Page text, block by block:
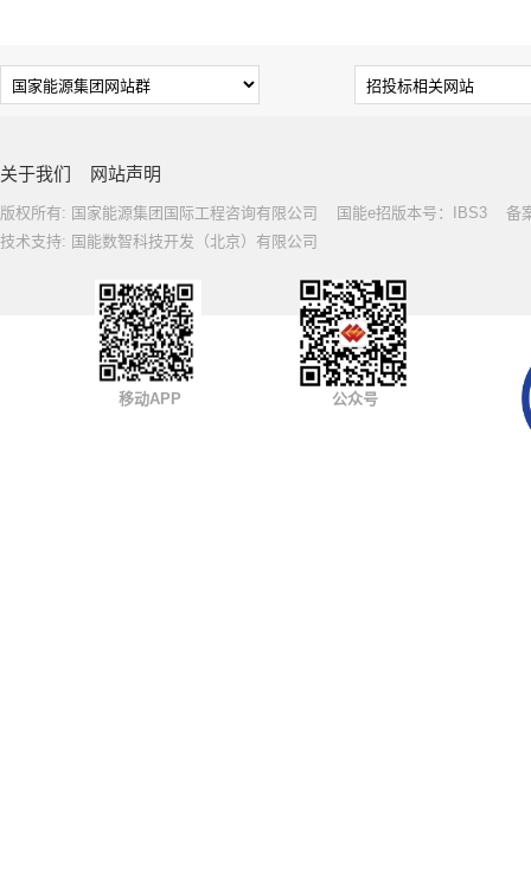
关于我们 网站声明
版权所有: 国家能源集团国际工程咨询有限公司 国能e招版本号：IBS3 备
技术支持: 国能数智科技开发（北京）有限公司
移动APP 公众号